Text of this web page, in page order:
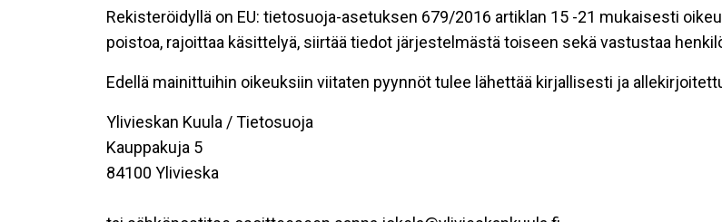
Rekisteröidyllä on EU: tietosuoja-asetuksen 679/2016 artiklan 15 -21 mukaisesti
poistoa, rajoittaa käsittelyä, siirtää tiedot järjestelmästä toiseen sekä vastustaa
Edellä mainittuihin oikeuksiin viitaten pyynnöt tulee lähettää kirjallisesti ja
Ylivieskan Kuula / Tietosuoja
Kauppakuja 5
84100 Ylivieska